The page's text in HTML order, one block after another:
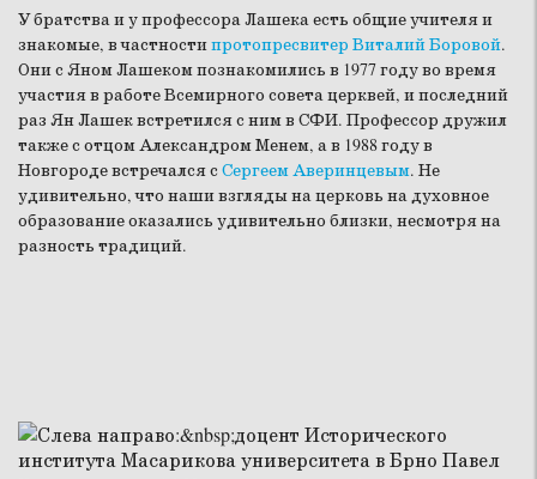
У братства и у профессора Лашека есть общие учителя и
знакомые, в частностипротопресвитер Виталий Боровой.
Они с Яном Лашеком познакомились в 1977 году во время
участия в работе Всемирного совета церквей, и последний
раз Ян Лашек встретился с ним в СФИ. Профессор дружил
также с отцом Александром Менем, а в 1988 году в
Новгороде встречался с Сергеем Аверинцевым. Не
удивительно, что наши взгляды на церковь на духовное
образование оказались удивительно близки, несмотря на
разность традиций.